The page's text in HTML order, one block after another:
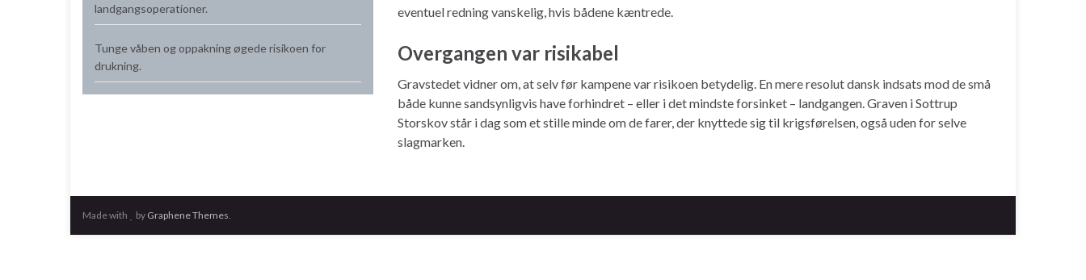
landgangsoperationer.
Tunge våben og oppakning øgede risikoen for
drukning.
eventuel redning vanskelig, hvis bådene kæntrede.
Overgangen var risikabel
Gravstedet vidner om, at selv før kampene var risikoen betydelig. En mere resolut dansk indsats mod de små
både kunne sandsynligvis have forhindret – eller i det mindste forsinket – landgangen. Graven i Sottrup
Storskov står i dag som et stille minde om de farer, der knyttede sig til krigsførelsen, også uden for selve
slagmarken.
Made with by Graphene Themes.